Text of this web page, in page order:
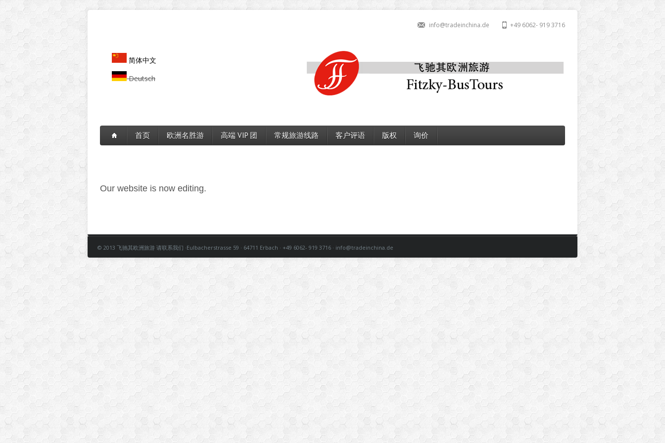
Skip to main content
+49 6062- 919 3716
info@tradeinchina.de
首页 欧洲名胜游 高端 VIP 团 常规旅游线路 客户评语 版权 询价
简体中文
Deutsch
Our website is now editing.
© 2013 飞驰其欧洲旅游 请联系我们 ·Eulbacherstrasse 59 · 64711 Erbach · +49 6062- 919 3716 · info@tradeinchina.de